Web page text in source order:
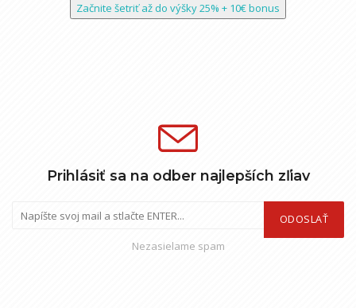
Začnite šetriť až do výšky 25% + 10€ bonus
Prihlásiť sa na odber najlepších zľiav
ODOSLAŤ
Nezasielame spam